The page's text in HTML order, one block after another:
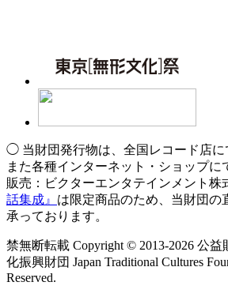
◯ 当財団発行物は、全国レコード店に
また各種インターネット・ショップ
販売：ビクターエンタテインメント
話集成』 は限定商品のため、当財団の
承っております。
禁無断転載 Copyright © 2013-2026 公
化振興財団 Japan Traditional Cultures
Reserved.